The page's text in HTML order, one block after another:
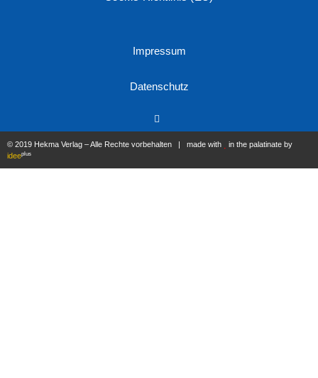
Impressum
Datenschutz
© 2019 Hekma Verlag – Alle Rechte vorbehalten | made with
in the palatinate by
ideeplus